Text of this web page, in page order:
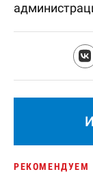
РЕКОМЕНДУЕМ